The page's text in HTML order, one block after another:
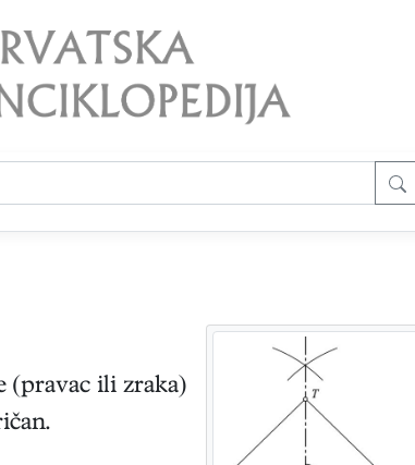
(pravac ili zraka)